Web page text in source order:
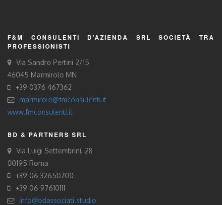
F&M CONSULENTI D’AZIENDA SRL SOCIETÀ TRA
PROFESSIONISTI
Via Sandro Pertini 2/15
46045 Marmirolo MN
+39 0376 467362
marmirolo@fmconsulenti.it
www.fmconsulenti.it
BD & PARTNERS SRL
Via Luigi Settembrini, 28
00195 Roma
+39 06 32650700
+39 06 97610111
info@bdassociati.studio